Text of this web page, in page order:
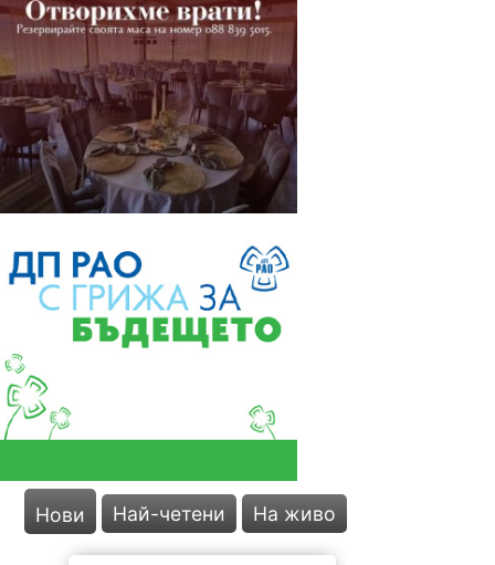
Нови Най-четени На живо